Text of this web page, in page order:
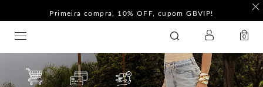
Primeira compra, 10% OFF, cupom GBVIP!
0